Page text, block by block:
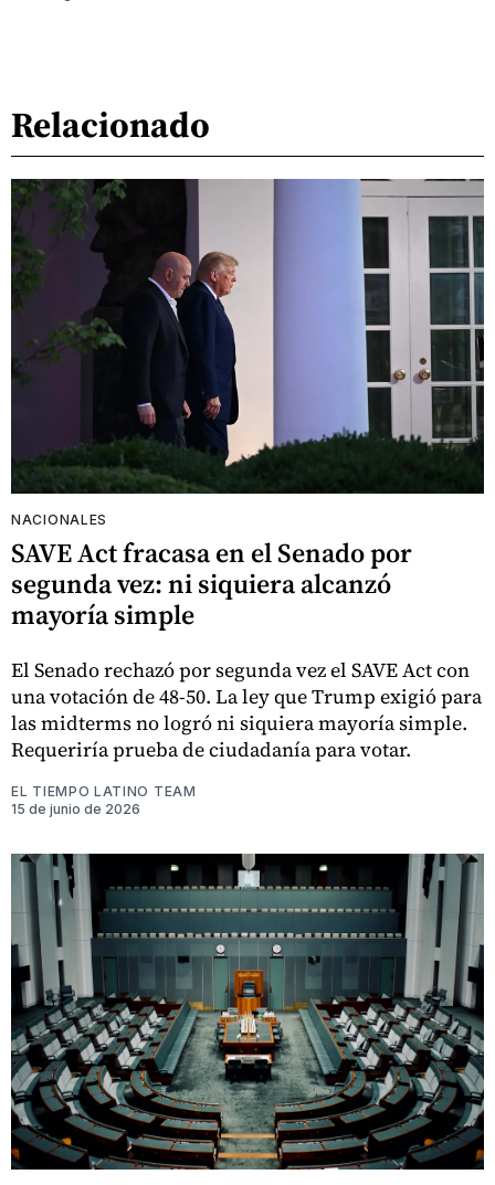
Relacionado
NACIONALES
SAVE Act fracasa en el Senado por
segunda vez: ni siquiera alcanzó
mayoría simple
El Senado rechazó por segunda vez el SAVE Act con
una votación de 48-50. La ley que Trump exigió para
las midterms no logró ni siquiera mayoría simple.
Requeriría prueba de ciudadanía para votar.
EL TIEMPO LATINO TEAM
15 de junio de 2026